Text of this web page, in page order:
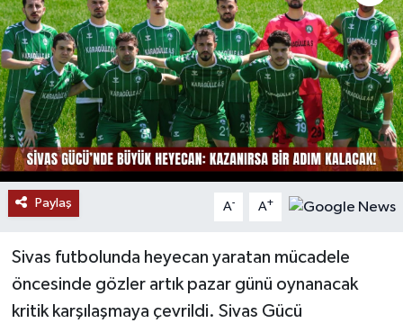
Paylaş A- A+
Sivas futbolunda heyecan yaratan mücadele
öncesinde gözler artık pazar günü oynanacak
kritik karşılaşmaya çevrildi. Sivas Gücü
SOSYAL YARDIMLAR
SPONSORLU YAZI
SPOR
TEKNOLOJİ
YAŞAM